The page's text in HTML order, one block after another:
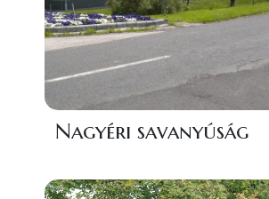
Nagyéri savanyúság